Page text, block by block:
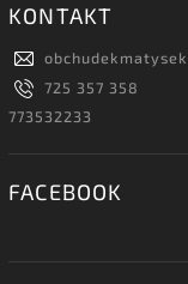
KONTAKT
obchudekmatysek
725 357 358
773532233
FACEBOOK